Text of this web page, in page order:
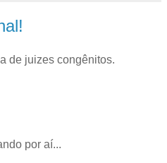
de juizes congênitos.
por aí...